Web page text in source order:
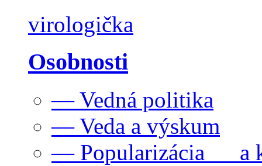
virologička
Osobnosti
— Vedná politika
— Veda a výskum
— Popularizácia a